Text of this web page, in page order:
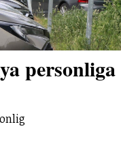
personliga